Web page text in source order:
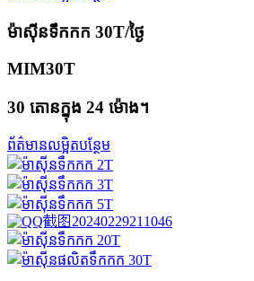
ម៉ាស៊ីនទឹកកក 30T/ថ្ងៃ
MIM30T
30 តោនក្នុង 24 ម៉ោង។
ព័ត៌មានលម្អិតបន្ថែម